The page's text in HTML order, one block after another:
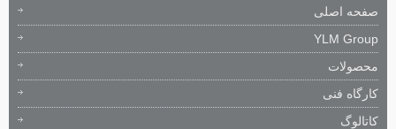
صفحه اصلی
YLM Group
محصولات
کارگاه فنی
کاتالوگ